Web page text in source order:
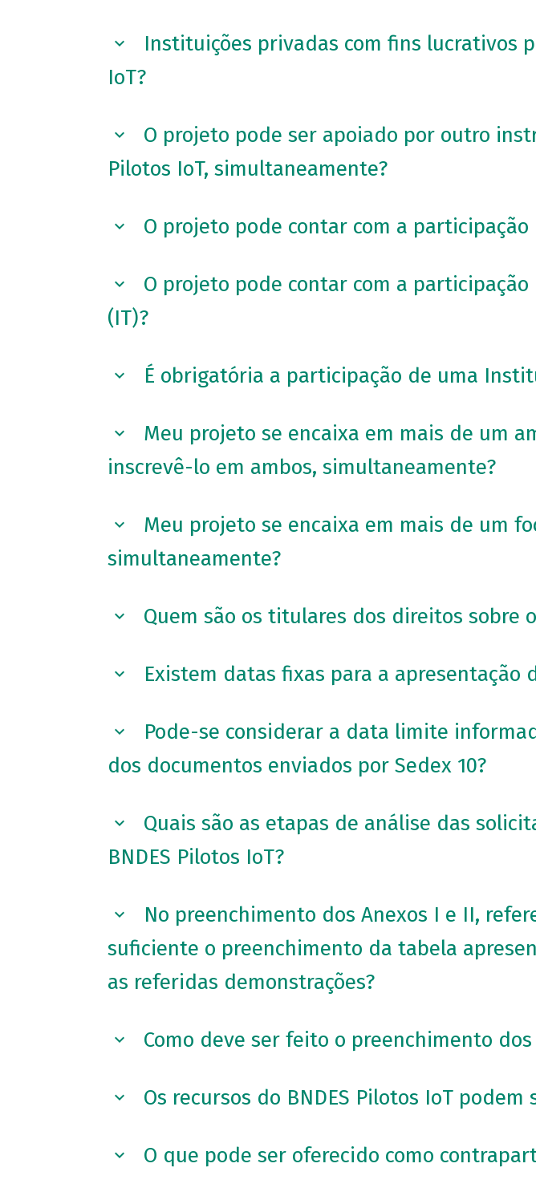
Instituições privadas com fins lucrativos
IoT?
O projeto pode ser apoiado por outro
Pilotos IoT, simultaneamente?
O projeto pode contar com a
O projeto pode contar com a
(IT)?
É obrigatória a participação de uma
Meu projeto se encaixa em mais de um
inscrevê-lo em ambos, simultaneamente?
Meu projeto se encaixa em mais de um
simultaneamente?
Quem são os titulares dos direitos sobre
Existem datas fixas para a apresentação
Pode-se considerar a data limite
dos documentos enviados por Sedex 10?
Quais são as etapas de análise das
BNDES Pilotos IoT?
No preenchimento dos Anexos I e II,
suficiente o preenchimento da tabela
as referidas demonstrações?
Como deve ser feito o preenchimento
Os recursos do BNDES Pilotos IoT
O que pode ser oferecido como